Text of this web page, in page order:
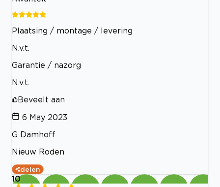
Plaatsing / montage / levering
N.v.t.
Garantie / nazorg
N.v.t.
Beveelt aan
6 May 2023
G Damhoff
Nieuw Roden
delen
10